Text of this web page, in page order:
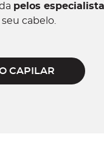
pelos
cabelo.
CAPILAR